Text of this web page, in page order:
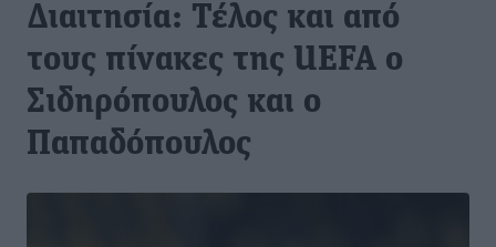
Διαιτησία: Τέλος και από
τους πίνακες της UEFA ο
Σιδηρόπουλος και ο
Παπαδόπουλος